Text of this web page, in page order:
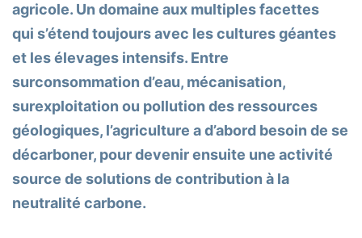
agricole. Un domaine aux multiples facettes
qui s’étend toujours avec les cultures géantes
et les élevages intensifs. Entre
surconsommation d’eau, mécanisation,
surexploitation ou pollution des ressources
géologiques, l’agriculture a d’abord besoin de se
décarboner, pour devenir ensuite une activité
source de solutions de contribution à la
neutralité carbone.